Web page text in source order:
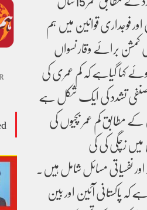
فوجداری قوانین میں ہم
برائے وقار نسواں
کہا گیاہے کہ کم عمری کی
تشدد کی ایک شکل ہے
مطابق کم عمر بچیوں کی
زچگی کی کی
نفسیاتی مسائل شامل ہیں۔
پاکستانی آئین اور بین